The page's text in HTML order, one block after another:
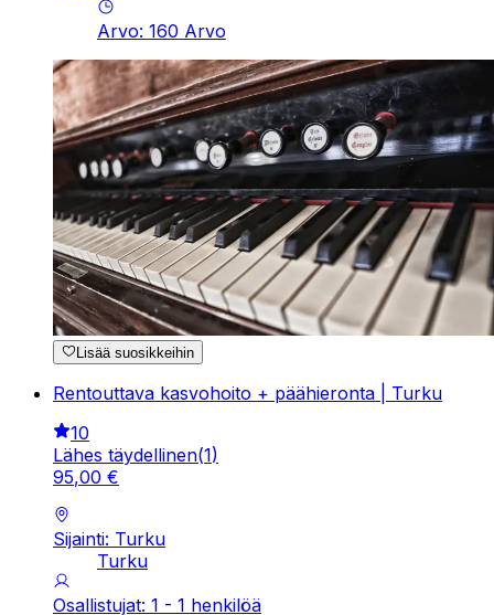
Arvo: 160 Arvo
Lisää suosikkeihin
Rentouttava kasvohoito + päähieronta | Turku
10
Lähes täydellinen(1)
95,00 €
Sijainti: Turku
Turku
Osallistujat: 1 - 1 henkilöä